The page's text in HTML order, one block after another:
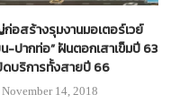
อสร้างรุมงานมอเตอร์เวย์
-ปากท่อ” ฝันตอกเสาเข็มปี 63
ดบริการทั้งสายปี 66
November 14, 2018